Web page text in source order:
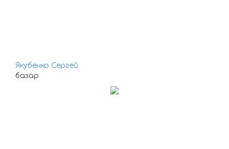
Якубенко Сергей
базар